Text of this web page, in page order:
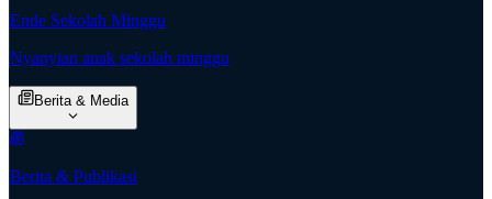
Ende Sekolah Minggu
Nyanyian anak sekolah minggu
Berita & Media
Berita & Publikasi